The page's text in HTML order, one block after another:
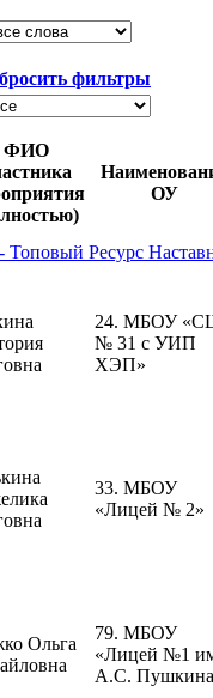
фильтры
ФИО
ОУ
Ресурс
24. МБОУ
№ 31 с УИП
ХЭП»
33. МБОУ
«Лицей № 2»
Ольга
79. МБОУ
«Лицей №1
А.С.